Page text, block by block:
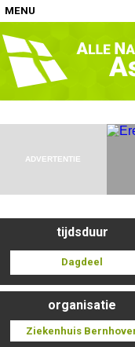
MENU
Home
Nascholingen op
Nascholingen online
Nascholingen op
ADVERTENTIE
tijdsduur
Dagdeel
organisatie
Ziekenhuis